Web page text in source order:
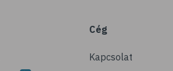
Cég
Kapcsolat